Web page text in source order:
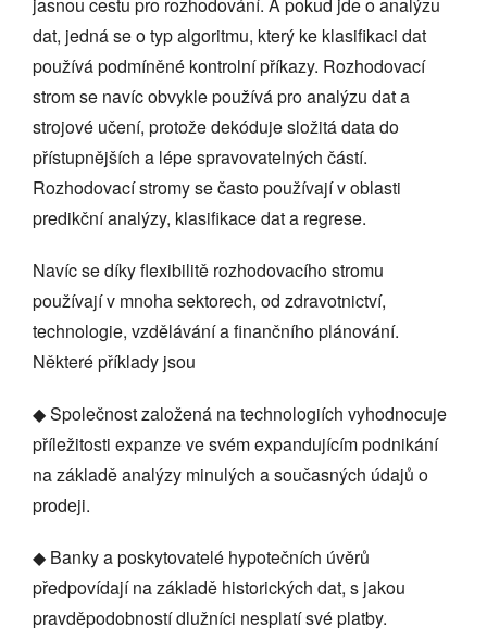
dat, jedná se o typ algoritmu, který ke klasifikaci dat
používá podmíněné kontrolní příkazy. Rozhodovací
strom se navíc obvykle používá pro analýzu dat a
strojové učení, protože dekóduje složitá data do
přístupnějších a lépe spravovatelných částí.
Rozhodovací stromy se často používají v oblasti
predikční analýzy, klasifikace dat a regrese.
Navíc se díky flexibilitě rozhodovacího stromu
používají v mnoha sektorech, od zdravotnictví,
technologie, vzdělávání a finančního plánování.
Některé příklady jsou
◆ Společnost založená na technologiích vyhodnocuje
příležitosti expanze ve svém expandujícím podnikání
na základě analýzy minulých a současných údajů o
prodeji.
◆ Banky a poskytovatelé hypotečních úvěrů
předpovídají na základě historických dat, s jakou
pravděpodobností dlužníci nesplatí své platby.